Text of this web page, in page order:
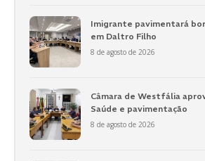
Imigrante pavimentará
em Daltro Filho
8 de agosto de 2026
Câmara de Westfália
Saúde e pavimentação
8 de agosto de 2026